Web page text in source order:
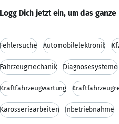
Logg Dich jetzt ein, um das
Fehlersuche Automobilelektronik
Fahrzeugmechanik Diagnosesysteme
Kraftfahrzeugwartung
Karosseriearbeiten Inbetriebnahme